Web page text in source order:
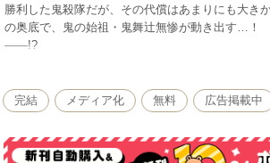
勝利した鬼殺隊だが、その代償はあまりにも大き
の奥底で、鬼の始祖・鬼舞辻無惨が動き出す…！
――!?
完結 メディア化 無料 広告掲載中